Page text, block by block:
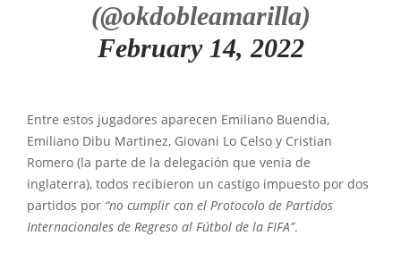
(@okdobleamarilla)
February 14, 2022
Entre estos jugadores aparecen Emiliano Buendia,
Emiliano Dibu Martinez, Giovani Lo Celso y Cristian
Romero (la parte de la delegación que venia de
inglaterra), todos recibieron un castigo impuesto por dos
partidos por “no cumplir con el Protocolo de Partidos
Internacionales de Regreso al Fútbol de la FIFA”.